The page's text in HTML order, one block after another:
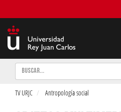
Buscar
TV URJC Antropología social